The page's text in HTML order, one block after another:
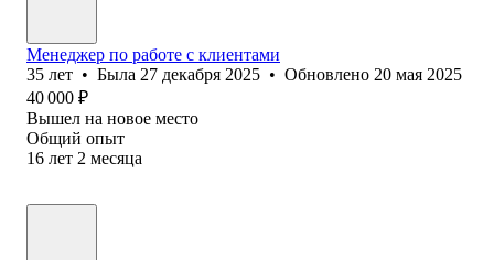
Менеджер по работе с клиентами
35 лет • Была 27 декабря 2025 • Обновлено 20 мая 2025
40 000 ₽
Вышел на новое место
Общий опыт
16 лет 2 месяца